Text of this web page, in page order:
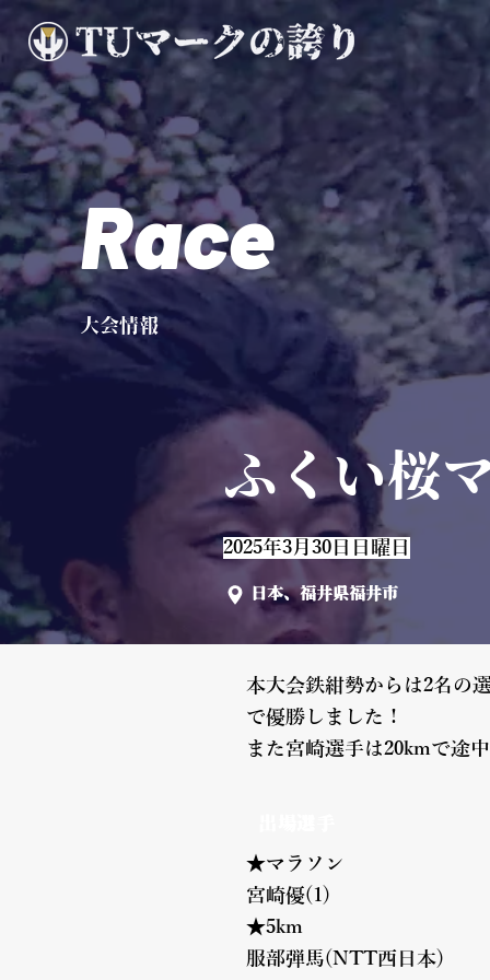
Race
大会情報
ふくい桜
2025年3月30日日曜日
日本、福井県福井市
本大会鉄紺勢からは2名の
で優勝しました！
また宮崎選手は20kmで途
★マラソン
宮崎優(1)
★5km
服部弾馬(NTT西日本)